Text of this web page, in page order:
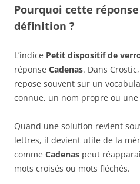
Pourquoi cette
définition ?
L’indice Petit dispositif de
réponse Cadenas. Dans
repose souvent sur un
connue, un nom propre ou
Quand une solution revient
lettres, il devient utile de la
comme Cadenas peut
mots croisés ou mots fléchés.